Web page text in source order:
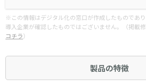
※この情報はデジタル化の窓口が作成したものであ
導入企業が確認したものではございません。（掲載
コチラ）
製品の特徴